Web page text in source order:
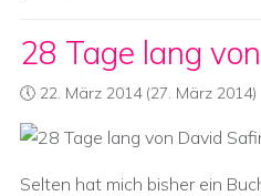
28 Tage lang
22. März 2014(27. März 2014)
Selten hat mich bisher ein